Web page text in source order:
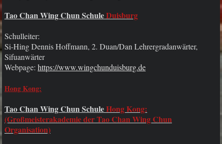
Tao Chan Wing Chun SchuleDuisburg
Schulleiter:
Si-Hing Dennis Hoffmann, 2. Duan/Dan Lehrergradanwärter,
Sifuanwärter
Webpage: https://www.wingchunduisburg.de
Hong Kong:
Tao Chan Wing Chun SchuleHong Kong:
(Großmeisterakademie der Tao Chan Wing Chun
Organisation)